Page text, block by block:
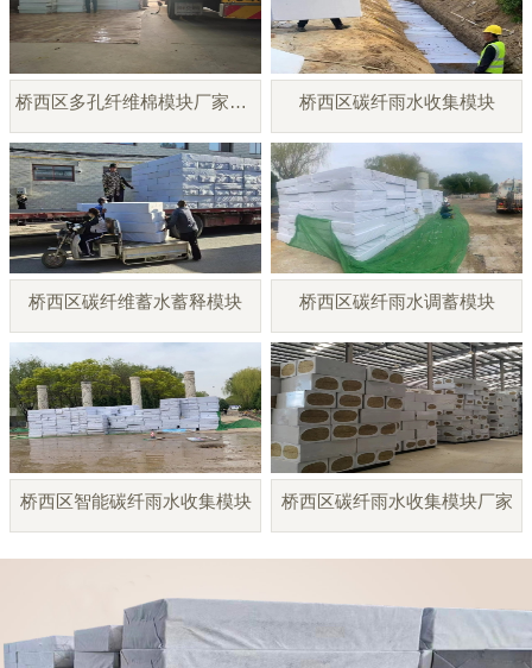
桥西区多孔纤维棉模块厂家直销 桥西区碳纤雨水收集模块
桥西区碳纤维蓄水蓄释模块 桥西区碳纤雨水调蓄模块
桥西区智能碳纤雨水收集模块 桥西区碳纤雨水收集模块厂家